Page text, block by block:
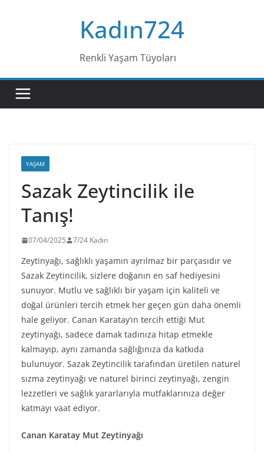
Kadın724
Renkli Yaşam Tüyoları
YAŞAM
Sazak Zeytincilik ile
Tanış!
07/04/2025 7/24 Kadın
Zeytinyağı, sağlıklı yaşamın ayrılmaz bir parçasıdır ve
Sazak Zeytincilik, sizlere doğanın en saf hediyesini
sunuyor. Mutlu ve sağlıklı bir yaşam için kaliteli ve
doğal ürünleri tercih etmek her geçen gün daha önemli
hale geliyor. Canan Karatay’ın tercih ettiği Mut
zeytinyağı, sadece damak tadınıza hitap etmekle
kalmayıp, aynı zamanda sağlığınıza da katkıda
bulunuyor. Sazak Zeytincilik tarafından üretilen naturel
sızma zeytinyağı ve naturel birinci zeytinyağı, zengin
lezzetleri ve sağlık yararlarıyla mutfaklarınıza değer
katmayı vaat ediyor.
Canan Karatay Mut Zeytinyağı